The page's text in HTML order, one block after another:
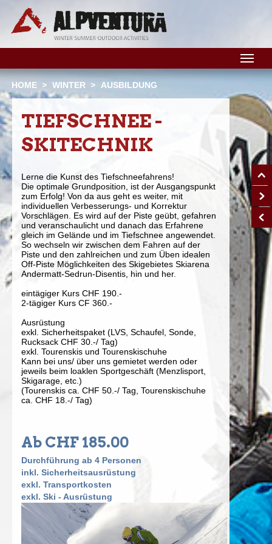
HOME WINTER AUSBILDUNG
TIEFSCHNEE -
SKITECHNIK
Lerne die Kunst des Tiefschneefahrens!
Die optimale Grundposition, ist der Ausgangspunkt
zum Erfolg! Von da aus geht es weiter, mit
individuellen Verbesserungs- und Korrektur
Vorschlägen. Es wird auf der Piste geübt, gefahren
und veranschaulicht und danach das Erfahrene
gleich im Gelände und im Tiefschnee angewendet.
So wechseln wir zwischen dem Fahren auf der
Piste und den zahlreichen und zum Üben idealen
Off-Piste Möglichkeiten des Skigebietes Skiarena
Andermatt-Sedrun-Disentis, hin und her.
eintägiger Kurs CHF 190.-
2-tägiger Kurs CF 360.-
Ausrüstung
exkl. Sicherheitspaket (LVS, Schaufel, Sonde,
Rucksack CHF 30.-/ Tag)
exkl. Tourenskis und Tourenskischuhe
Kann bei uns/ über uns gemietet werden oder
jeweils beim loaklen Sportgeschäft (Menzlisport,
Skigarage, etc.)
(Tourenskis ca. CHF 50.-/ Tag, Tourenskischuhe
ca. CHF 18.-/ Tag)
Ab CHF 185.00
Durchführung ab 4 Personen
inkl. Sicherheitsausrüstung
exkl. Transportkosten
exkl. Ski - Ausrüstung